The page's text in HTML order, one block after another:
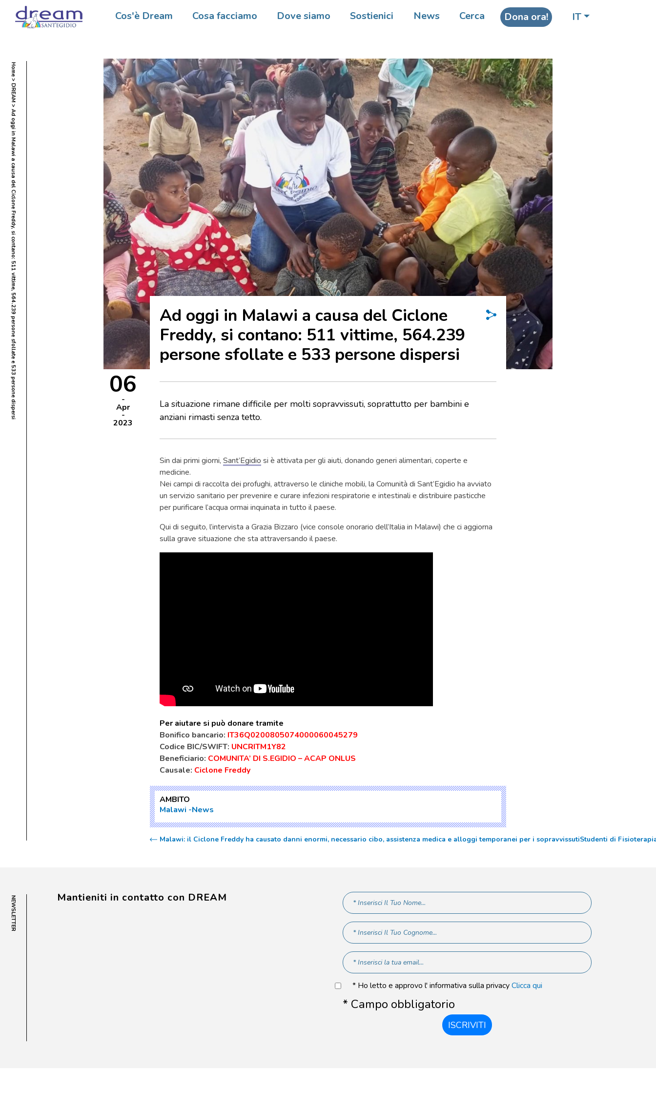
Cos'è Dream Cosa facciamo Dove siamo Sostienici News Cerca Dona ora! IT
Home
DREAM
Ad oggi in Malawi a causa del Ciclone Freddy, si contano: 511 vittime, 564.239 persone sfollate e 533 persone dispersi 06
Apr
2023
Ad oggi in Malawi a causa del Ciclone
Freddy, si contano: 511 vittime, 564.239
persone sfollate e 533 persone dispersi
La situazione rimane difficile per molti sopravvissuti, soprattutto per bambini e
anziani rimasti senza tetto.
Sin dai primi giorni, Sant’Egidio si è attivata per gli aiuti, donando generi alimentari, coperte e
medicine.
Nei campi di raccolta dei profughi, attraverso le cliniche mobili, la Comunità di Sant’Egidio ha avviato
un servizio sanitario per prevenire e curare infezioni respiratorie e intestinali e distribuire pasticche
per purificare l’acqua ormai inquinata in tutto il paese.
Qui di seguito, l’intervista a Grazia Bizzaro (vice console onorario dell’Italia in Malawi) che ci aggiorna
sulla grave situazione che sta attraversando il paese.
Per aiutare si può donare tramite
Bonifico bancario: IT36Q0200805074000060045279
Codice BIC/SWIFT: UNCRITM1Y82
Beneficiario: COMUNITA’ DI S.EGIDIO – ACAP ONLUS
Causale: Ciclone Freddy
AMBITO
Malawi News
Malawi: il Ciclone Freddy ha causato danni enormi, necessario cibo, assistenza medica e alloggi temporanei per i sopravvissutiStudenti di
NEWSLETTER Mantieniti in contatto con DREAM
* Ho letto e approvo l' informativa sulla privacyClicca qui
* Campo obbligatorio
ISCRIVITI